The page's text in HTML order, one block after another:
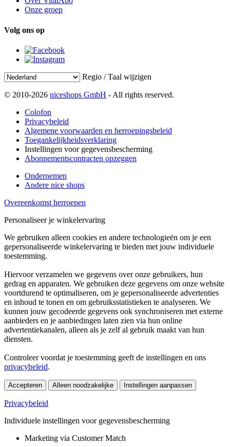
Onze groep
Volg ons op
Regio / Taal wijzigen
© 2010-2026 niceshops GmbH - All rights reserved.
Colofon
Privacybeleid
Algemene voorwaarden en herroepingsbeleid
Toegankelijkheidsverklaring
Instellingen voor gegevensbescherming
Abonnementscontracten opzeggen
Ondernemen
Andere nice shops
Overeenkomst herroepen
Personaliseer je winkelervaring
We gebruiken alleen cookies en andere technologieën om je een
gepersonaliseerde winkelervaring te bieden met jouw individuele
toestemming.
Hiervoor verzamelen we gegevens over onze gebruikers, hun
gedrag en apparaten. We gebruiken deze gegevens om onze website
voortdurend te optimaliseren, om je gepersonaliseerde advertenties
en inhoud te tonen en om gebruiksstatistieken te analyseren. We
kunnen jouw gecodeerde gegevens ook synchroniseren met externe
aanbieders en je aanbiedingen laten zien via hun online
advertentiekanalen, alleen als je zelf al gebruik maakt van hun
diensten.
Controleer voordat je toestemming geeft de instellingen en ons
privacybeleid.
Accepteren Alleen noodzakelijke Instellingen aanpassen
Privacybeleid
Individuele instellingen voor gegevensbescherming
Marketing via Customer Match